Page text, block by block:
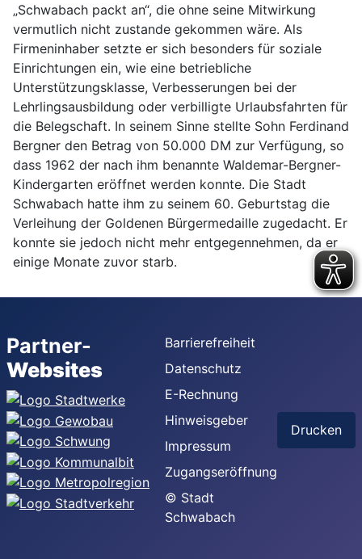
„Schwabach packt an“, die ohne seine Mitwirkung
vermutlich nicht zustande gekommen wäre. Als
Firmeninhaber setzte er sich besonders für soziale
Einrichtungen ein, wie eine betriebliche
Unterstützungsklasse, Verbesserungen bei der
Lehrlingsausbildung oder verbilligte Urlaubsfahrten für
die Belegschaft. In seinem Sinne stellte Sohn Ferdinand
Bergner den Betrag von 50.000 DM zur Verfügung, so
dass 1962 der nach ihm benannte Waldemar-Bergner-
Kindergarten eröffnet werden konnte. Die Stadt
Schwabach hatte ihm zu seinem 60. Geburtstag die
Verleihung der Goldenen Bürgermedaille zugedacht. Er
konnte sie jedoch nicht mehr entgegennehmen, da er
einige Monate zuvor starb.
Partner-
Websites
Barrierefreiheit
Datenschutz
E-Rechnung
Hinweisgeber
Impressum
Zugangseröffnung
© Stadt
Schwabach
Drucken